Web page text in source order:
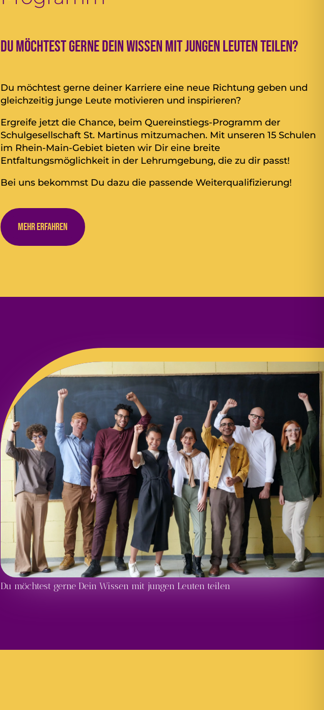
Du möchtest gerne Dein Wissen mit jungen Leuten teilen?
Du möchtest gerne deiner Karriere eine neue Richtung geben und
gleichzeitig junge Leute motivieren und inspirieren?
Ergreife jetzt die Chance, beim Quereinstiegs-Programm der
Schulgesellschaft St. Martinus mitzumachen. Mit unseren 15 Schulen
im Rhein-Main-Gebiet bieten wir Dir eine breite
Entfaltungsmöglichkeit in der Lehrumgebung, die zu dir passt!
Bei uns bekommst Du dazu die passende Weiterqualifizierung!
Mehr erfahren
Du möchtest gerne Dein Wissen mit jungen Leuten teilen